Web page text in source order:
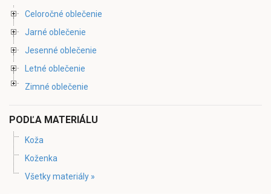
Celoročné oblečenie
Jarné oblečenie
Jesenné oblečenie
Letné oblečenie
Zimné oblečenie
PODĽA MATERIÁLU
Koža
Koženka
Všetky materiály »